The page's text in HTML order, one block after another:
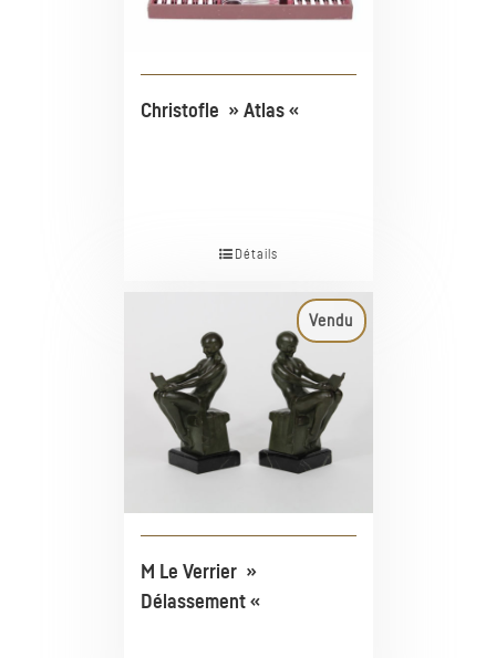
Christofle » Atlas «
Détails
Vendu
M Le Verrier »
Délassement «